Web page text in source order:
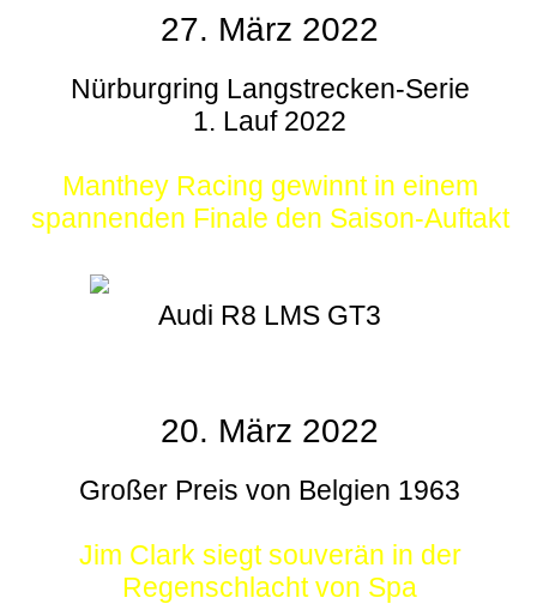
27. März 2022
Nürburgring Langstrecken-Serie
1. Lauf 2022
Manthey Racing gewinnt in einem
spannenden Finale den Saison-Auftakt
Audi R8 LMS GT3
20. März 2022
Großer Preis von Belgien 1963
Jim Clark siegt souverän in der
Regenschlacht von Spa